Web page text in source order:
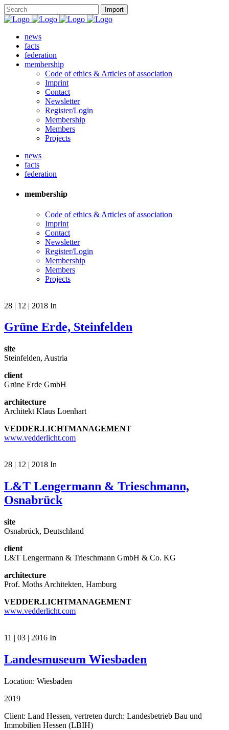
news
facts
federation
membership
Code of ethics & Articles of association
Imprint
Contact
Newsletter
Register/Login
Membership
Members
Projects
news
facts
federation
membership
Code of ethics & Articles of association
Imprint
Contact
Newsletter
Register/Login
Membership
Members
Projects
28 | 12 | 2018 In
Grüne Erde, Steinfelden
site
Steinfelden, Austria
client
Grüne Erde GmbH
architecture
Architekt Klaus Loenhart
VEDDER.LICHTMANAGEMENT
www.vedderlicht.com
28 | 12 | 2018 In
L&T Lengermann & Trieschmann,
Osnabrück
site
Osnabrück, Deutschland
client
L&T Lengermann & Trieschmann GmbH & Co. KG
architecture
Prof. Moths Architekten, Hamburg
VEDDER.LICHTMANAGEMENT
www.vedderlicht.com
11 | 03 | 2016 In
Landesmuseum Wiesbaden
Location: Wiesbaden
2019
Client: Land Hessen, vertreten durch: Landesbetrieb Bau und
Immobilien Hessen (LBIH)